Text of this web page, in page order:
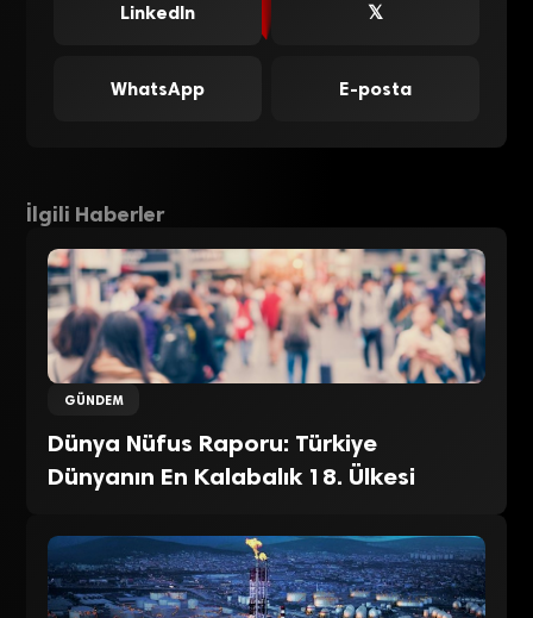
LinkedIn
𝕏
WhatsApp E-posta
İlgili Haberler
GÜNDEM
Dünya Nüfus Raporu: Türkiye
Dünyanın En Kalabalık 18. Ülkesi